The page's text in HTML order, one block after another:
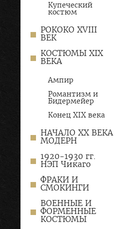
Купеческий
костюм
РОКОКО XVIII
ВЕК
КОСТЮМЫ XIX
ВЕКА
Ампир
Романтизм и
Бидермейер
Конец XIX века
НАЧАЛО XX ВЕКА
МОДЕРН
1920-1930 гг.
НЭП Чикаго
ФРАКИ И
СМОКИНГИ
ВОЕННЫЕ И
ФОРМЕННЫЕ
КОСТЮМЫ